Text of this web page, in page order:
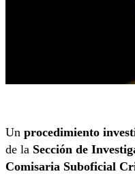
Un procedimiento
de la Sección de
Comisaria Suboficial